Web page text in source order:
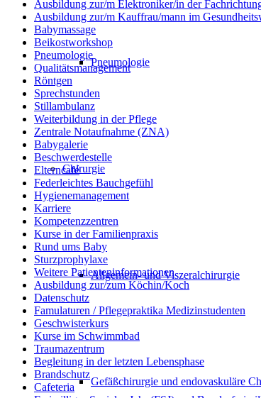
Pneumologie
Chirurgie
Allgemein- und Viszeralchirurgie
Gefäßchirurgie und endovaskuläre
Ausbildung zur/m Elektroniker/in der
Ausbildung zur/m Kauffrau/mann im
Babymassage
Beikostworkshop
Pneumologie
Qualitätsmanagement
Röntgen
Sprechstunden
Stillambulanz
Weiterbildung in der Pflege
Zentrale Notaufnahme (ZNA)
Babygalerie
Beschwerdestelle
Elterncafé
Federleichtes Bauchgefühl
Hygienemanagement
Karriere
Kompetenzzentren
Kurse in der Familienpraxis
Rund ums Baby
Sturzprophylaxe
Weitere Patienteninformationen
Ausbildung zur/zum Köchin/Koch
Datenschutz
Famulaturen / Pflegepraktika Medizinstudenten
Geschwisterkurs
Kurse im Schwimmbad
Traumazentrum
Begleitung in der letzten Lebensphase
Brandschutz
Cafeteria